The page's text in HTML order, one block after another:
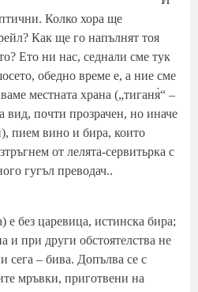
Колко хора ще
Как ще го напълнят тоя
Ето ни нас, седнали сме тук
обедно време е, а ние сме
местната храна („тиганя̀“ –
вид, почти прозрачен, но иначе
пием вино и бира, които
от лелята-сервитьрка с
гугъл преводач..
е без царевица, истинска бира;
при други обстоятелства не
сега – бива. Допълва се с
мръвки, приготвени на